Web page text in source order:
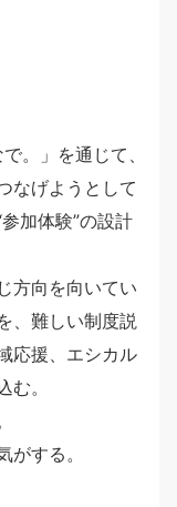
。」を通じて、
なげようとして
加体験”の設計
方向を向いてい
、難しい制度説
応援、エシカル
。
する。